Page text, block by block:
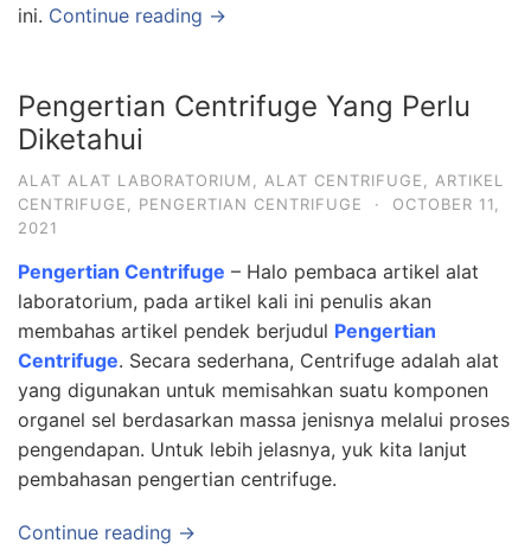
ini. Continue reading →
Pengertian Centrifuge Yang Perlu
Diketahui
ALAT ALAT LABORATORIUM ALAT CENTRIFUGE
ARTIKEL
CENTRIFUGE
PENGERTIAN CENTRIFUGE ·
OCTOBER 11,
2021
Pengertian Centrifuge – Halo pembaca artikel alat
laboratorium, pada artikel kali ini penulis akan
membahas artikel pendek berjudul Pengertian
Centrifuge. Secara sederhana, Centrifuge adalah alat
yang digunakan untuk memisahkan suatu komponen
organel sel berdasarkan massa jenisnya melalui proses
pengendapan. Untuk lebih jelasnya, yuk kita lanjut
pembahasan pengertian centrifuge.
Continue reading →